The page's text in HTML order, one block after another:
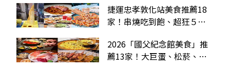
捷運忠孝敦化站美食推薦18
家！串燒吃到飽、超狂５星
2026「國父紀念館美食」推
薦13家！大巨蛋、松菸、延